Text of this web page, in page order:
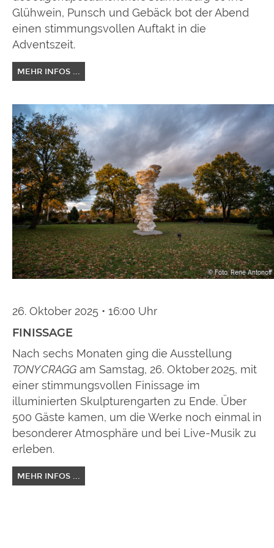
Glühwein, Punsch und Gebäck bot der Abend
einen stimmungsvollen Auftakt in die
Adventszeit.
MEHR INFOS ...
© Foto: René Antonoff
26. Oktober 2025 • 16:00 Uhr
FINISSAGE
Nach sechs Monaten ging die Ausstellung
TONY CRAGG am Samstag, 26. Oktober 2025, mit
einer stimmungsvollen Finissage im
illuminierten Skulpturengarten zu Ende. Über
500 Gäste kamen, um die Werke noch einmal in
besonderer Atmosphäre und bei Live-Musik zu
erleben.
MEHR INFOS ...